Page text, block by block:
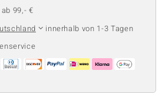
99,- €
innerhalb von 1-3 Tagen